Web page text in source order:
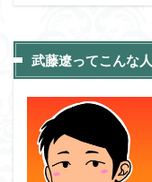
武藤遼ってこんな人